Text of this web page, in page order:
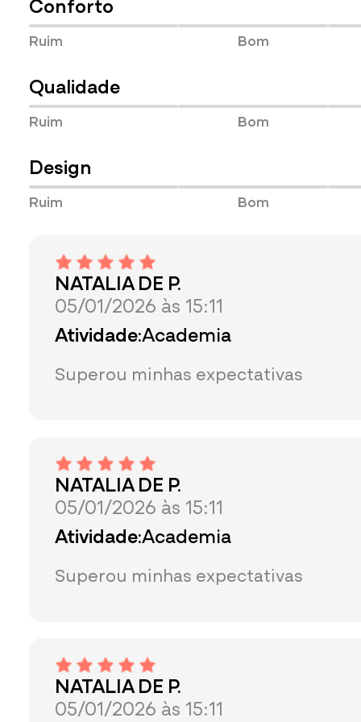
Ruim Bom
Qualidade
Ruim Bom
Design
Ruim Bom
NATALIA DE P.
05/01/2026 às 15:11
Atividade:Academia
Superou minhas expectativas
NATALIA DE P.
05/01/2026 às 15:11
Atividade:Academia
Superou minhas expectativas
NATALIA DE P.
05/01/2026 às 15:11